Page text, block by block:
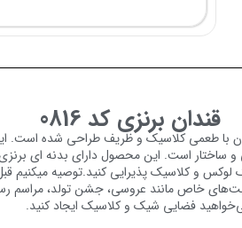
قندان برنزی کد 0816
از میهمانان با طعمی کلاسیک و ظریف
هنر و زیبایی در طراحی و ساختار است. این محصول
و کلاسیک پذیرایی کنید.توصیه میکنیم
خوری برنزی کد 0816 برای مناسبت‌های خاص
فضایی شیک و کلاسیک ایجاد کنید.